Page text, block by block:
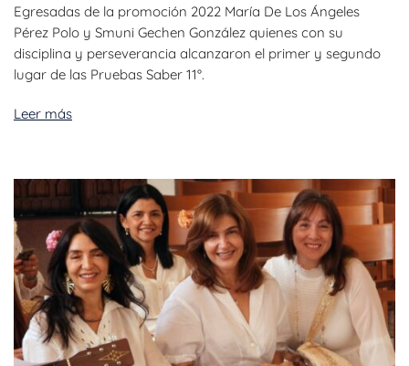
Egresadas de la promoción 2022 María De Los Ángeles
Pérez Polo y Smuni Gechen González quienes con su
disciplina y perseverancia alcanzaron el primer y segundo
lugar de las Pruebas Saber 11°.
Leer más